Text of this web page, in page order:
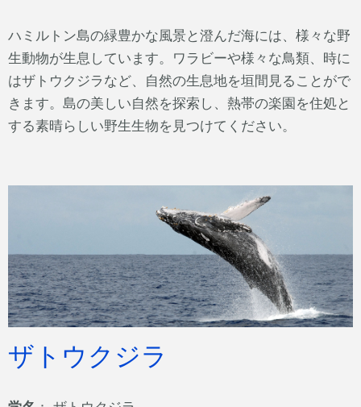
ハミルトン島の緑豊かな風景と澄んだ海には、様々な野
生動物が生息しています。ワラビーや様々な鳥類、時に
はザトウクジラなど、自然の生息地を垣間見ることがで
きます。島の美しい自然を探索し、熱帯の楽園を住処と
する素晴らしい野生生物を見つけてください。
ザトウクジラ